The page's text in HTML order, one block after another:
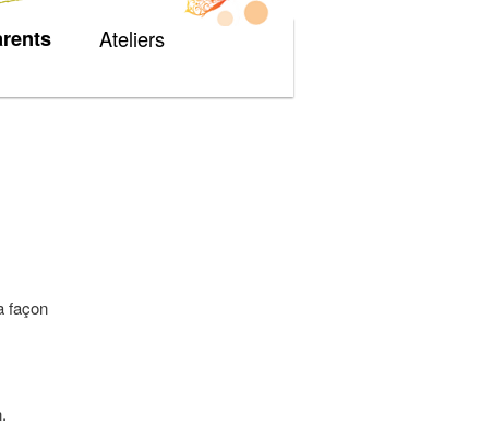
Ateliers
façon